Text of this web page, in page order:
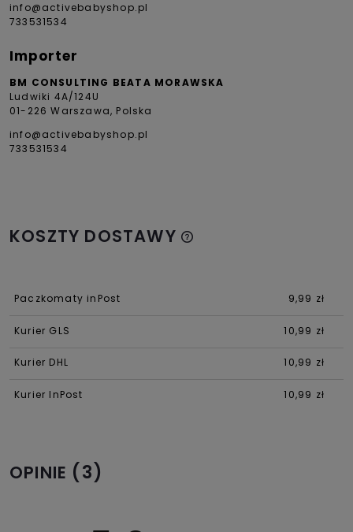
info@activebabyshop.pl
733531534
Importer
BM CONSULTING BEATA MORAWSKA
Ludwiki 4A/124U
01-226 Warszawa, Polska
info@activebabyshop.pl
733531534
KOSZTY DOSTAWY
Paczkomaty inPost 9,99 zł
Kurier GLS 10,99 zł
Kurier DHL 10,99 zł
Kurier InPost 10,99 zł
OPINIE (3)